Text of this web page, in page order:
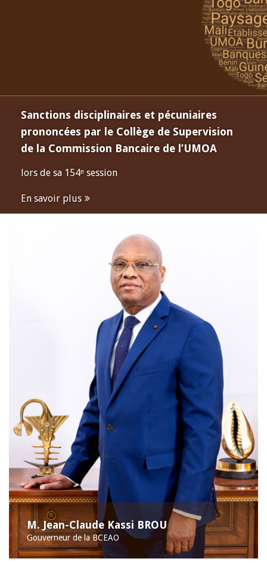
Sanctions disciplinaires et pécuniaires
prononcées par le Collège de Supervision
de la Commission Bancaire de l’UMOA
lors de sa 154ᵉ session
En savoir plus
M. Jean-Claude Kassi BROU
Gouverneur de la BCEAO